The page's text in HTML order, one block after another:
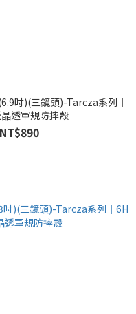
吋)(三鏡頭)-Tarcza系列｜
透軍規防摔殼
NT$890